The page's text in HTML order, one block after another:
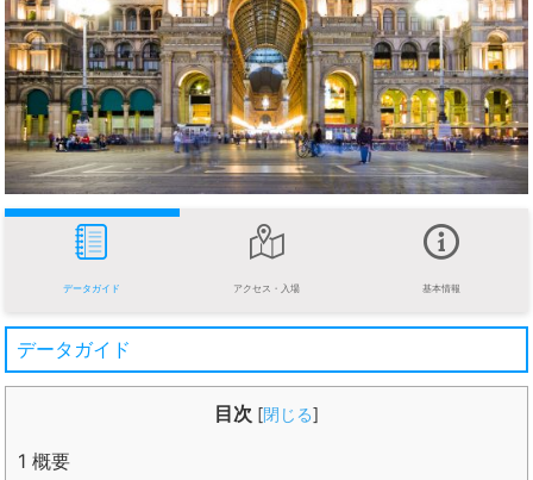
データガイド アクセス・入場 基本情報
データガイド
目次 [閉じる]
1 概要